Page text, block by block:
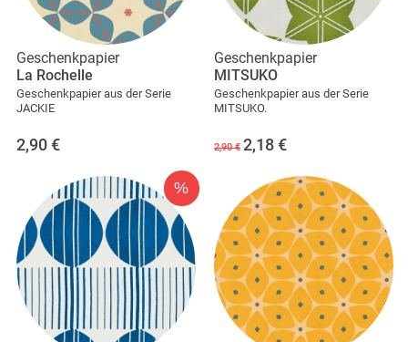
Geschenkpapier
La Rochelle
Geschenkpapier aus der Serie
JACKIE
2,90 €
Geschenkpapier
MITSUKO
Geschenkpapier aus der Serie
MITSUKO.
2,90 € 2,18 €
%